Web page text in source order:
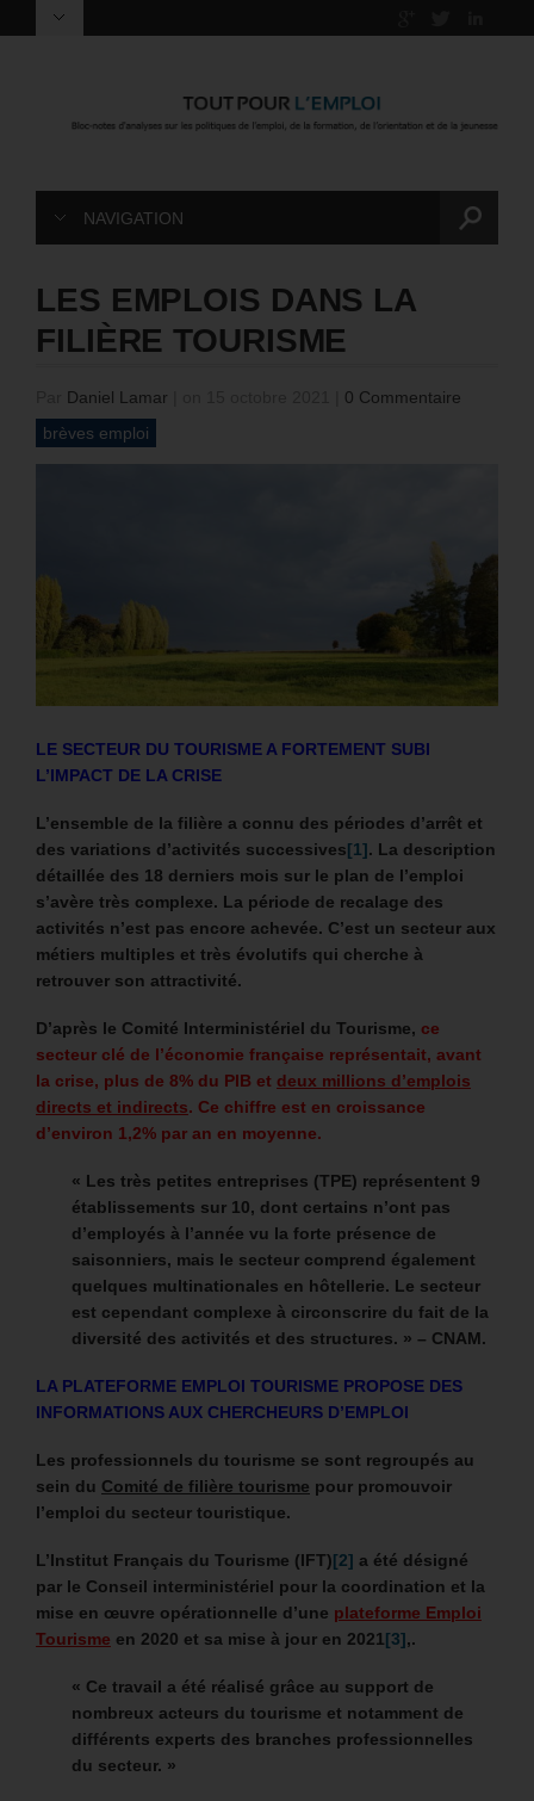
NAVIGATION
LES EMPLOIS DANS LA
FILIÈRE TOURISME
Daniel Lamar
0 Commentaire
brèves emploi
LE SECTEUR DU TOURISME A FORTEMENT SUBI
L’IMPACT DE LA CRISE
L’ensemble de la filière a connu des périodes d’arrêt et
des variations d’activités successives[1]. La description
détaillée des 18 derniers mois sur le plan de l’emploi
s’avère très complexe. La période de recalage des
activités n’est pas encore achevée. C’est un secteur aux
métiers multiples et très évolutifs qui cherche à
retrouver son attractivité.
D’après le Comité Interministériel du Tourisme, ce
secteur clé de l’économie française représentait, avant
la crise, plus de 8% du PIB et deux millions d’emplois
directs et indirects. Ce chiffre est en croissance
d’environ 1,2% par an en moyenne.
« Les très petites entreprises (TPE) représentent 9
établissements sur 10, dont certains n’ont pas
d’employés à l’année vu la forte présence de
saisonniers, mais le secteur comprend également
quelques multinationales en hôtellerie. Le secteur
est cependant complexe à circonscrire du fait de la
diversité des activités et des structures. » – CNAM.
LA PLATEFORME EMPLOI TOURISME PROPOSE DES
INFORMATIONS AUX CHERCHEURS D’EMPLOI
Les professionnels du tourisme se sont regroupés au
sein du Comité de filière tourisme pour promouvoir
l’emploi du secteur touristique.
L’Institut Français du Tourisme (IFT)[2] a été désigné
par le Conseil interministériel pour la coordination et la
mise en œuvre opérationnelle d’une plateforme Emploi
Tourisme en 2020 et sa mise à jour en 2021 [3],.
« Ce travail a été réalisé grâce au support de
nombreux acteurs du tourisme et notamment de
différents experts des branches professionnelles
du secteur. »